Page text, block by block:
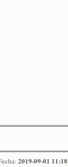
2019-09-01 11:18